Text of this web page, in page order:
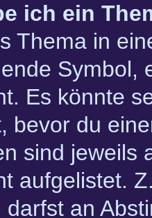
ich ein
Thema in
Symbol,
Es könnte
bevor du
sind jeweils
aufgelistet.
darfst an